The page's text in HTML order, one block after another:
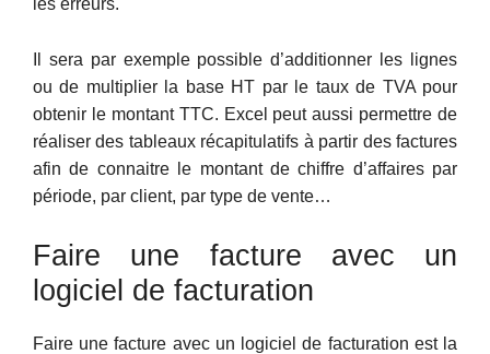
les erreurs.
Il sera par exemple possible d’additionner les lignes
ou de multiplier la base HT par le taux de TVA pour
obtenir le montant TTC. Excel peut aussi permettre de
réaliser des tableaux récapitulatifs à partir des factures
afin de connaitre le montant de chiffre d’affaires par
période, par client, par type de vente…
Faire une facture avec un
logiciel de facturation
Faire une facture avec un logiciel de facturation est la